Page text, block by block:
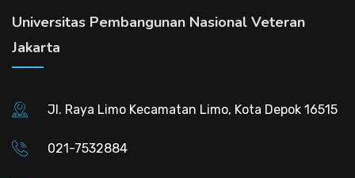
Universitas Pembangunan Nasional Veteran
Jakarta
Jl. Raya Limo Kecamatan Limo, Kota Depok 16515
021-7532884